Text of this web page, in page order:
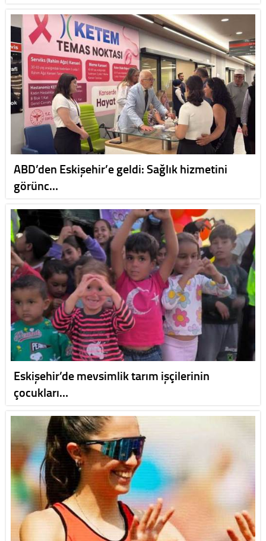
ABD’den Eskişehir’e geldi: Sağlık hizmetini
görünc…
Eskişehir’de mevsimlik tarım işçilerinin
çocukları…